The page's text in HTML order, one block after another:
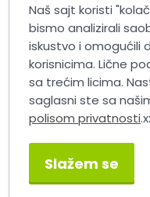
SLIME SMART REPAIR
SET ZA KRPLJENJE
Naš sajt koristi
bismo analizirali
iskustvo i omogućili
korisnicima. Lične
sa trećim licima.
saglasni ste sa
polisom privatnosti
Slažem se